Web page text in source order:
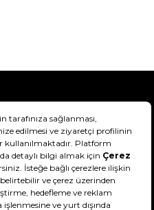
Bilgisi
& Koşullar